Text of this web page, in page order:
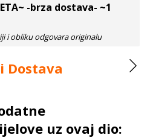
-brza dostava- ~1
Dostava
uz ovaj dio: